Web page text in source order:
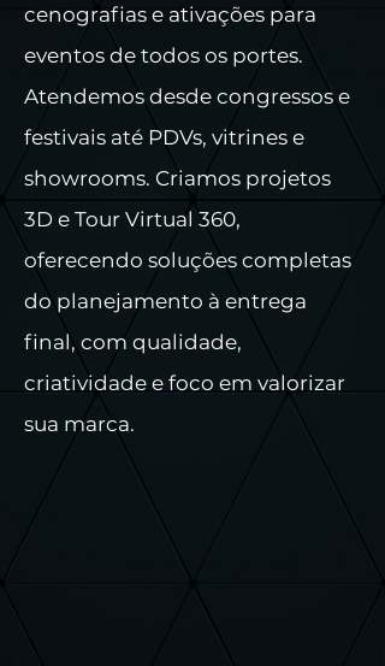
cenografias e ativações para
eventos de todos os portes.
Atendemos desde congressos e
festivais até PDVs, vitrines e
showrooms. Criamos projetos
3D e Tour Virtual 360,
oferecendo soluções completas
do planejamento à entrega
final, com qualidade,
criatividade e foco em valorizar
sua marca.